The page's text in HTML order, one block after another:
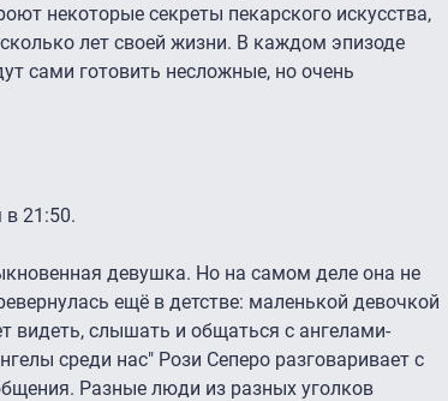
некоторые секреты пекарского искусства,
лет своей жизни. В каждом эпизоде
сами готовить несложные, но очень
21:50.
девушка. Но на самом деле она не
ещё в детстве: маленькой девочкой
видеть, слышать и общаться с ангелами-
среди нас" Рози Сеперо разговаривает с
Разные люди из разных уголков